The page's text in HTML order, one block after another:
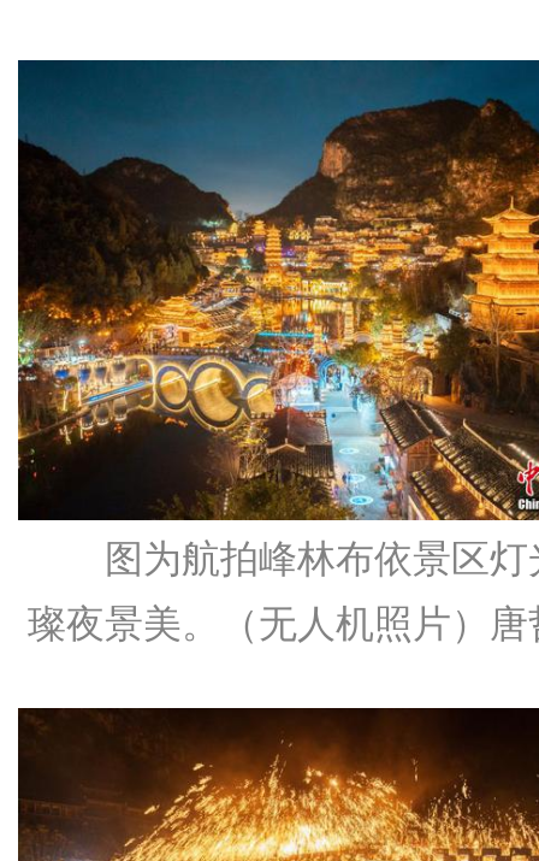
图为航拍峰林布依景区灯
璨夜景美。（无人机照片）